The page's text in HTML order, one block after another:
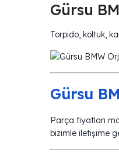
Gürsu
Torpido, koltuk,
Gürsu
Parça fiyatları
bizimle iletişime